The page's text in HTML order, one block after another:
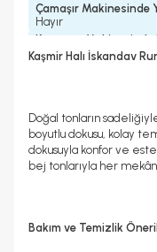
Çamaşır Makinesinde
Hayır
Kurutma Makinesinde
Hayır
Kaşmir Halı İskandav
Doğal tonların
boyutlu dokusu, kolay
dokusuyla konfor ve
bej tonlarıyla her
Bakım ve Temizlik